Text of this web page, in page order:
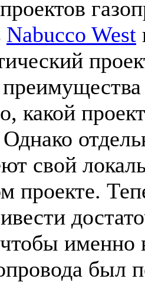
Nabucco West
какой
Однако
свой
проекте.
именно
был